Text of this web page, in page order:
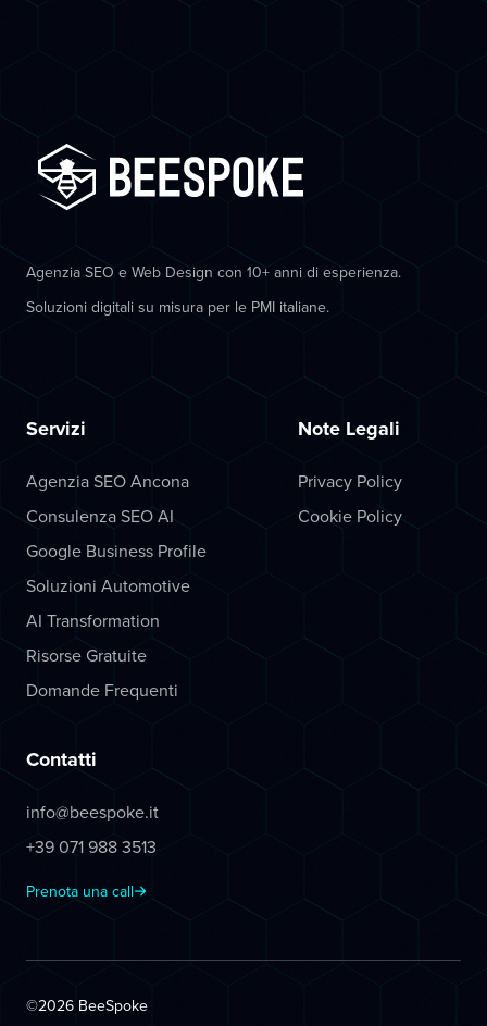
Agenzia SEO e Web Design con 10+ anni di esperienza.
Soluzioni digitali su misura per le PMI italiane.
Servizi
Agenzia SEO Ancona
Consulenza SEO AI
Google Business Profile
Soluzioni Automotive
AI Transformation
Risorse Gratuite
Domande Frequenti
Note Legali
Privacy Policy
Cookie Policy
Contatti
info@beespoke.it
+39 071 988 3513
Prenota una call
©2026 BeeSpoke